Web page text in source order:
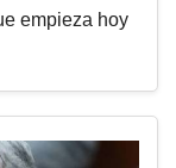
empieza hoy